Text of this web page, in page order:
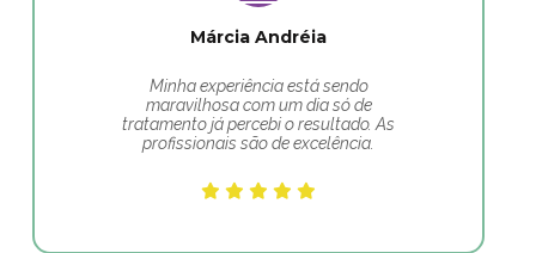
Márcia Andréia
Minha experiência está sendo
maravilhosa com um dia só de
tratamento já percebi o resultado. As
profissionais são de excelência.